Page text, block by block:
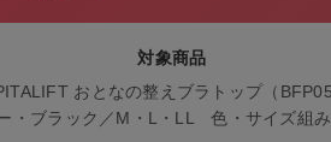
対象商品
おとなの整えブラトップ（BFP05
・ブラック／M・L・LL 色・サイズ組